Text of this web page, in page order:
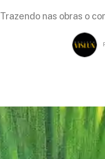
Trazendo nas obras o